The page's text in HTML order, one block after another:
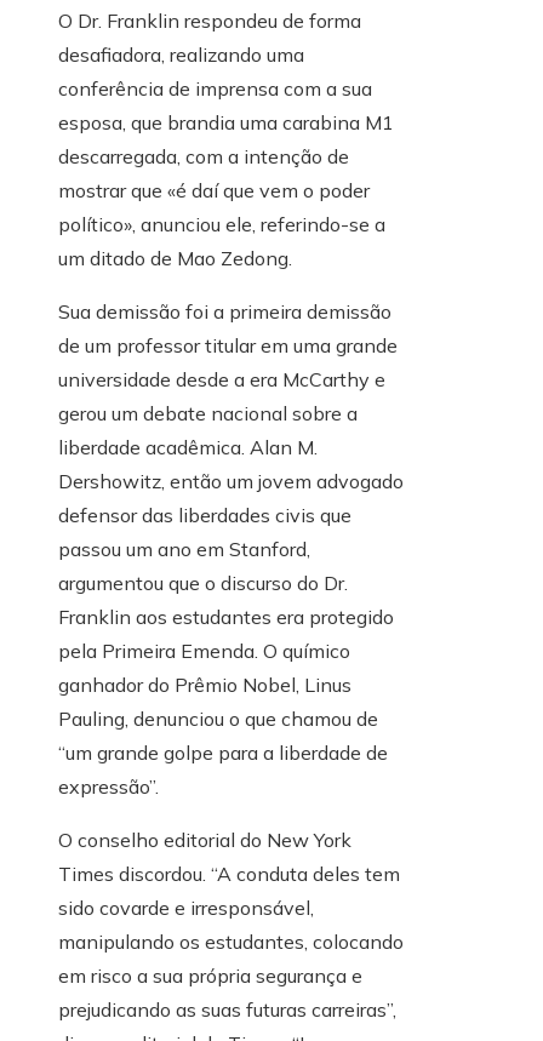
O Dr. Franklin respondeu de forma
desafiadora, realizando uma
conferência de imprensa com a sua
esposa, que brandia uma carabina M1
descarregada, com a intenção de
mostrar que «é daí que vem o poder
político», anunciou ele, referindo-se a
um ditado de Mao Zedong.
Sua demissão foi a primeira demissão
de um professor titular em uma grande
universidade desde a era McCarthy e
gerou um debate nacional sobre a
liberdade acadêmica. Alan M.
Dershowitz, então um jovem advogado
defensor das liberdades civis que
passou um ano em Stanford,
argumentou que o discurso do Dr.
Franklin aos estudantes era protegido
pela Primeira Emenda. O químico
ganhador do Prêmio Nobel, Linus
Pauling, denunciou o que chamou de
“um grande golpe para a liberdade de
expressão”.
O conselho editorial do New York
Times discordou. “A conduta deles tem
sido covarde e irresponsável,
manipulando os estudantes, colocando
em risco a sua própria segurança e
prejudicando as suas futuras carreiras”,